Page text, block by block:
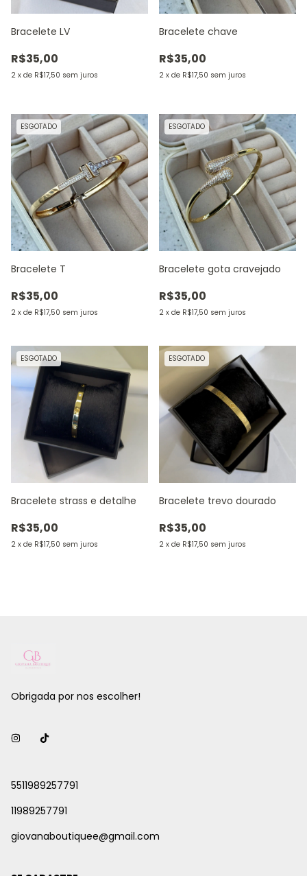
Bracelete LV
R$35,00
2 x de R$17,50 sem juros
Bracelete chave
R$35,00
2 x de R$17,50 sem juros
ESGOTADO
Bracelete T
R$35,00
2 x de R$17,50 sem juros
ESGOTADO
Bracelete gota cravejado
R$35,00
2 x de R$17,50 sem juros
ESGOTADO
Bracelete strass e detalhe
R$35,00
2 x de R$17,50 sem juros
ESGOTADO
Bracelete trevo dourado
R$35,00
2 x de R$17,50 sem juros
Obrigada por nos escolher!
5511989257791
11989257791
giovanaboutiquee@gmail.com